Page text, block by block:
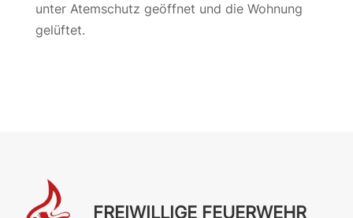
unter Atemschutz geöffnet und die Wohnung
gelüftet.
FREIWILLIGE FEUERWEHR